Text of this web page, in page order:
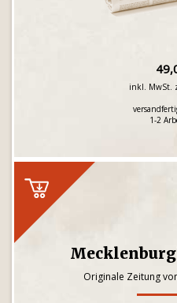
inkl. MwSt.
1-2
Originale Zeitung